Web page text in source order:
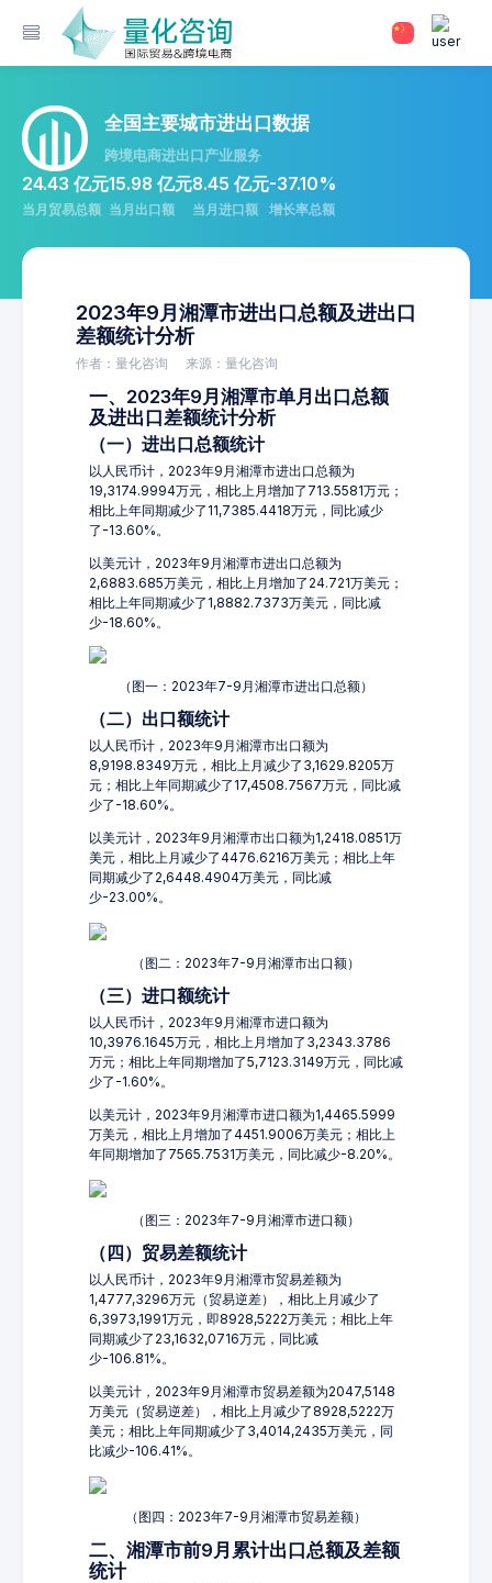
全国主要城市进出口数据
跨境电商进出口产业服务
24.43 亿元
当月贸易总额
15.98 亿元
当月出口额
8.45 亿元
当月进口额
-37.10%
增长率总额
2023年9月湘潭市进出口总额及进出口
差额统计分析
作者：量化咨询 来源：量化咨询
一、2023年9月湘潭市单月出口总额
及进出口差额统计分析
（一）进出口总额统计
以人民币计，2023年9月湘潭市进出口总额为
19,3174.9994万元，相比上月增加了713.5581万元；
相比上年同期减少了11,7385.4418万元，同比减少
了-13.60%。
以美元计，2023年9月湘潭市进出口总额为
2,6883.685万美元，相比上月增加了24.721万美元；
相比上年同期减少了1,8882.7373万美元，同比减
少-18.60%。
（图一：2023年7-9月湘潭市进出口总额）
（二）出口额统计
以人民币计，2023年9月湘潭市出口额为
8,9198.8349万元，相比上月减少了3,1629.8205万
元；相比上年同期减少了17,4508.7567万元，同比减
少了-18.60%。
以美元计，2023年9月湘潭市出口额为1,2418.0851万
美元，相比上月减少了4476.6216万美元；相比上年
同期减少了2,6448.4904万美元，同比减
少-23.00%。
（图二：2023年7-9月湘潭市出口额）
（三）进口额统计
以人民币计，2023年9月湘潭市进口额为
10,3976.1645万元，相比上月增加了3,2343.3786
万元；相比上年同期增加了5,7123.3149万元，同比减
少了-1.60%。
以美元计，2023年9月湘潭市进口额为1,4465.5999
万美元，相比上月增加了4451.9006万美元；相比上
年同期增加了7565.7531万美元，同比减少-8.20%。
（图三：2023年7-9月湘潭市进口额）
（四）贸易差额统计
以人民币计，2023年9月湘潭市贸易差额为
1,4777,3296万元（贸易逆差），相比上月减少了
6,3973,1991万元，即8928,5222万美元；相比上年
同期减少了23,1632,0716万元，同比减
少-106.81%。
以美元计，2023年9月湘潭市贸易差额为2047,5148
万美元（贸易逆差），相比上月减少了8928,5222万
美元；相比上年同期减少了3,4014,2435万美元，同
比减少-106.41%。
（图四：2023年7-9月湘潭市贸易差额）
二、湘潭市前9月累计出口总额及差额
统计